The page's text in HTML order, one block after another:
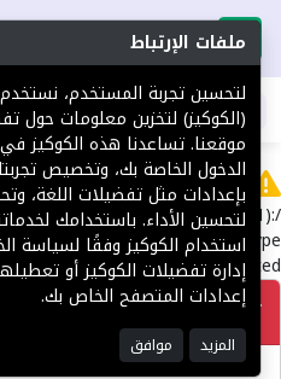
تحميل التطبيق
Error
views/Platform.php(35821):
to parameter #1 ($string) of type
string is deprecated
تصحيح
ملفات الإرتباط
لتحسين تجربة المستخدم،
(الكوكيز) لتخزين معلومات حول
موقعنا. تساعدنا هذه الكوكيز
الدخول الخاصة بك، وتخصيص
بإعدادات مثل تفضيلات اللغة،
لتحسين الأداء. باستخدامك
استخدام الكوكيز وفقًا لسياسة
إدارة تفضيلات الكوكيز أو
إعدادات المتصفح الخاص بك.
المزيد موافق